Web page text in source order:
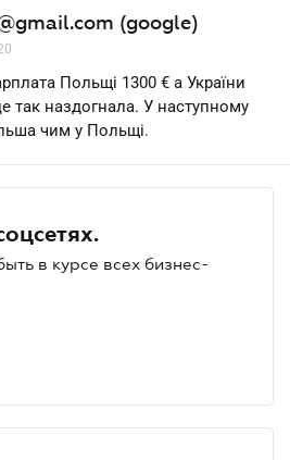
(google)
Польщі 1300 € а України
так наздогнала. У наступному
чим у Польщі.
в курсе всех бизнес-